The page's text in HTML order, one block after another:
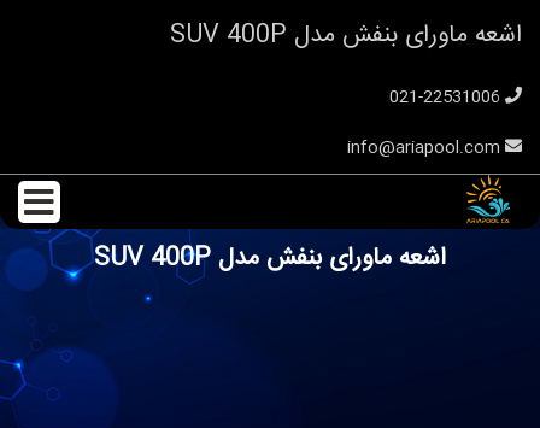
اشعه ماورای بنفش مدل SUV 400P
اشعه ماورای بنفش مدل SUV 400P